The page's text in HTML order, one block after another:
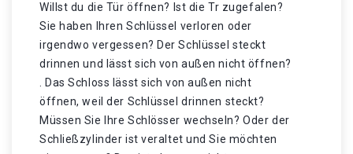
Willst du die Tür öffnen? Ist die Tr zugefalen?
Sie haben Ihren Schlüssel verloren oder
irgendwo vergessen? Der Schlüssel steckt
drinnen und lässt sich von außen nicht öffnen?
. Das Schloss lässt sich von außen nicht
öffnen, weil der Schlüssel drinnen steckt?
Müssen Sie Ihre Schlösser wechseln? Oder der
Schließzylinder ist veraltet und Sie möchten